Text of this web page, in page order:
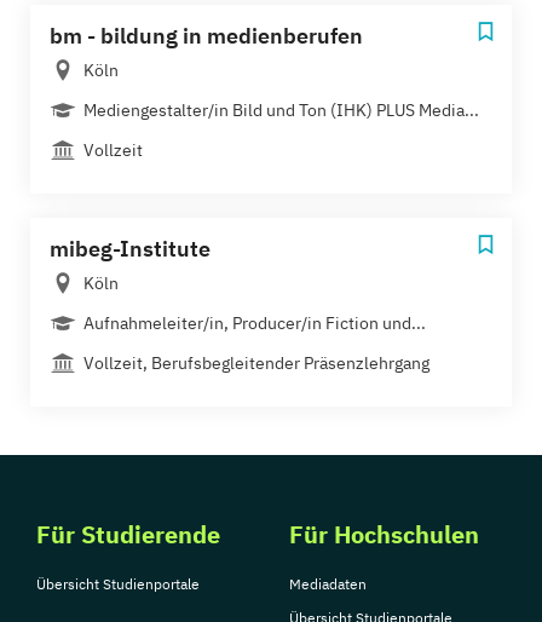
bm - bildung in medienberufen
Köln
Mediengestalter/in Bild und Ton (IHK) PLUS Media...
Vollzeit
mibeg-Institute
Köln
Aufnahmeleiter/in, Producer/in Fiction und...
Vollzeit, Berufsbegleitender Präsenzlehrgang
Für Studierende
Übersicht Studienportale
Für Hochschulen
Mediadaten
Übersicht Studienportale